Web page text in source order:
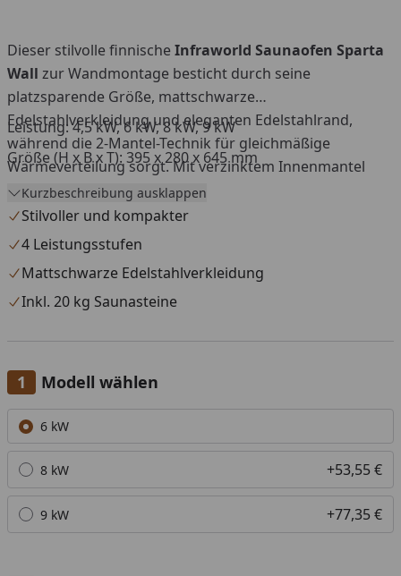
Dieser stilvolle finnische Infraworld Saunaofen Sparta
Wall zur Wandmontage besticht durch seine
platzsparende Größe, mattschwarze
Edelstahlverkleidung und eleganten Edelstahlrand,
während die 2-Mantel-Technik für gleichmäßige
Wärmeverteilung sorgt. Mit verzinktem Innenmantel
und rostfreien Heizstäben bietet er langlebige Leistung
(4,5 / 6 / 8 / 9 kW) und enthält 20 kg Saunasteine für
kräftige Aufgüsse. Bei diesem Set ist die
Saunasteuerung
Leistung: 4,5 kW, 6 kW, 8 kW, 9 kW
Größe (H x B x T): 395 x 280 x 645 mm
Kurzbeschreibung ausklappen
Stilvoller und kompakter
4 Leistungsstufen
Mattschwarze Edelstahlverkleidung
Inkl. 20 kg Saunasteine
Modell wählen
Alle anzeigen (3)
6 kW
8 kW +53,55 €
9 kW +77,35 €